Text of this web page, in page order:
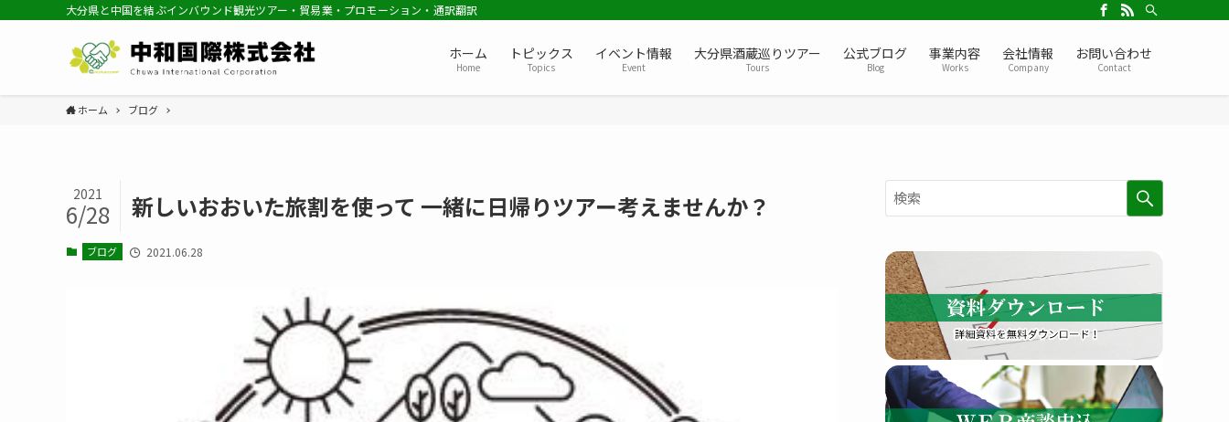
大分県と中国を結ぶインバウンド観光ツアー・貿易業・プロモーション・通訳翻訳
ホーム
Home
トピックス
Topics
イベント情報
Event
大分県酒蔵巡りツアー
Tours
公式ブログ
Blog
事業内容
Works
会社情報
Company
お問い合わせ
Contact
ホーム ブログ
新しいおおいた旅割を使って 一緒に日帰りツアー考えませんか？
2021
6/28
ブログ 2021.06.28
索